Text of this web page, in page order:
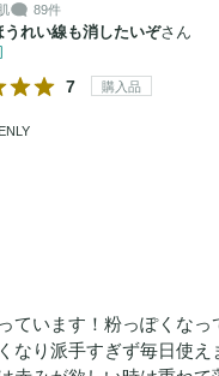
89件
うれい線も消したいぞさん
7 購入品
ています！粉っぽくなっ
なり派手すぎず毎日使え